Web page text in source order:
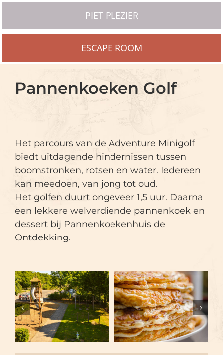
PIET PLEZIER
ESCAPE ROOM
Pannenkoeken Golf
Het parcours van de Adventure Minigolf
biedt uitdagende hindernissen tussen
boomstronken, rotsen en water. Iedereen
kan meedoen, van jong tot oud.
Het golfen duurt ongeveer 1,5 uur. Daarna
een lekkere welverdiende pannenkoek en
dessert bij Pannenkoekenhuis de
Ontdekking.